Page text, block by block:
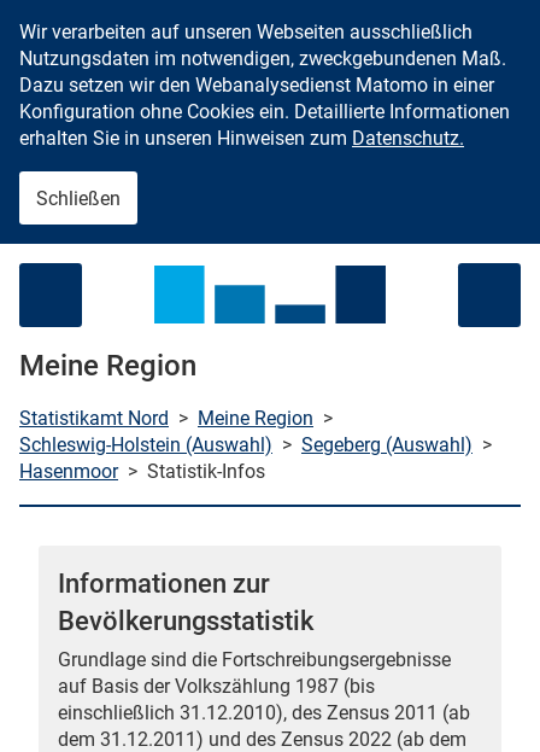
Zum Inhalt springen
Wir verarbeiten auf unseren Webseiten ausschließlich
Nutzungsdaten im notwendigen, zweckgebundenen Maß.
Dazu setzen wir den Webanalysedienst Matomo in einer
Konfiguration ohne Cookies ein. Detaillierte Informationen
erhalten Sie in unseren Hinweisen zum Datenschutz.
Schließen
Meine Region
Statistikamt Nord > Meine Region >
Schleswig-Holstein (Auswahl) > Segeberg (Auswahl) >
Hasenmoor > Statistik-Infos
Informationen zur
Bevölkerungsstatistik
Grundlage sind die Fortschreibungsergebnisse
auf Basis der Volkszählung 1987 (bis
einschließlich 31.12.2010), des Zensus 2011 (ab
dem 31.12.2011) und des Zensus 2022 (ab dem